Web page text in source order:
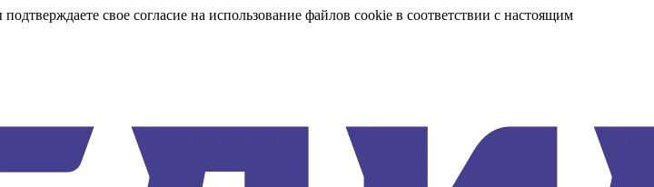
свое согласие на использование файлов cookie в соответствии с настоящим